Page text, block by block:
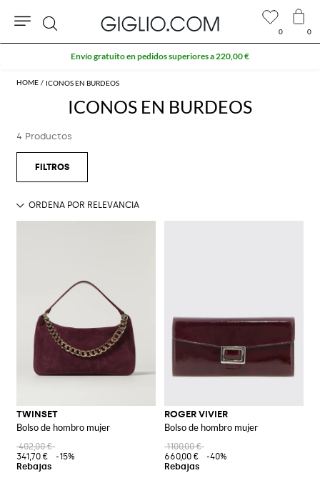
ICONOS EN BURDEOS
ICONOS EN BURDEOS
4 Productos
TWINSET
Bolso de hombro mujer
402,00 €
341,70 €
-15%
ROGER VIVIER
Bolso de hombro mujer
1100,00 €
660,00 €
-40%
0 0
Buscar
Envío gratuito en pedidos superiores a 220,00 €